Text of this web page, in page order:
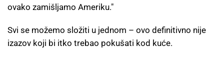
ovako zamišljamo Ameriku."
Svi se možemo složiti u jednom – ovo definitivno nije
izazov koji bi itko trebao pokušati kod kuće.